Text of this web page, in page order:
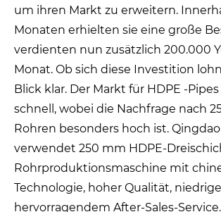
um ihren Markt zu erweitern.
Monaten erhielten sie eine große
verdienten nun zusätzlich 200.000
Monat. Ob sich diese Investition
Blick klar. Der Markt für HDPE -
schnell, wobei die Nachfrage nach
Rohren besonders hoch ist.
verwendet 250 mm HDPE-
Rohrproduktionsmaschine mit
Technologie, hoher Qualität,
hervorragendem After-Sales-